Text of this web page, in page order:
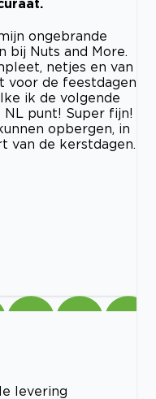
ongebrande
bij Nuts and More.
netjes en van
voor de feestdagen
ik de volgende
punt! Super fijn!
opbergen, in
van de kerstdagen.
levering